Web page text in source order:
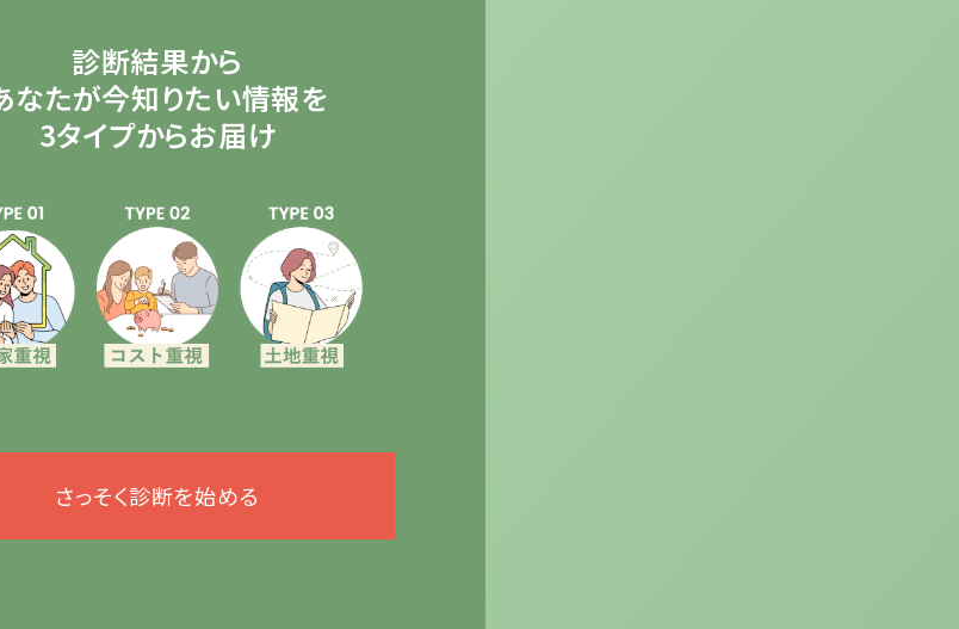
診断結果から
なたが今知りたい情報を
3タイプからお届け
さっそく診断を始める